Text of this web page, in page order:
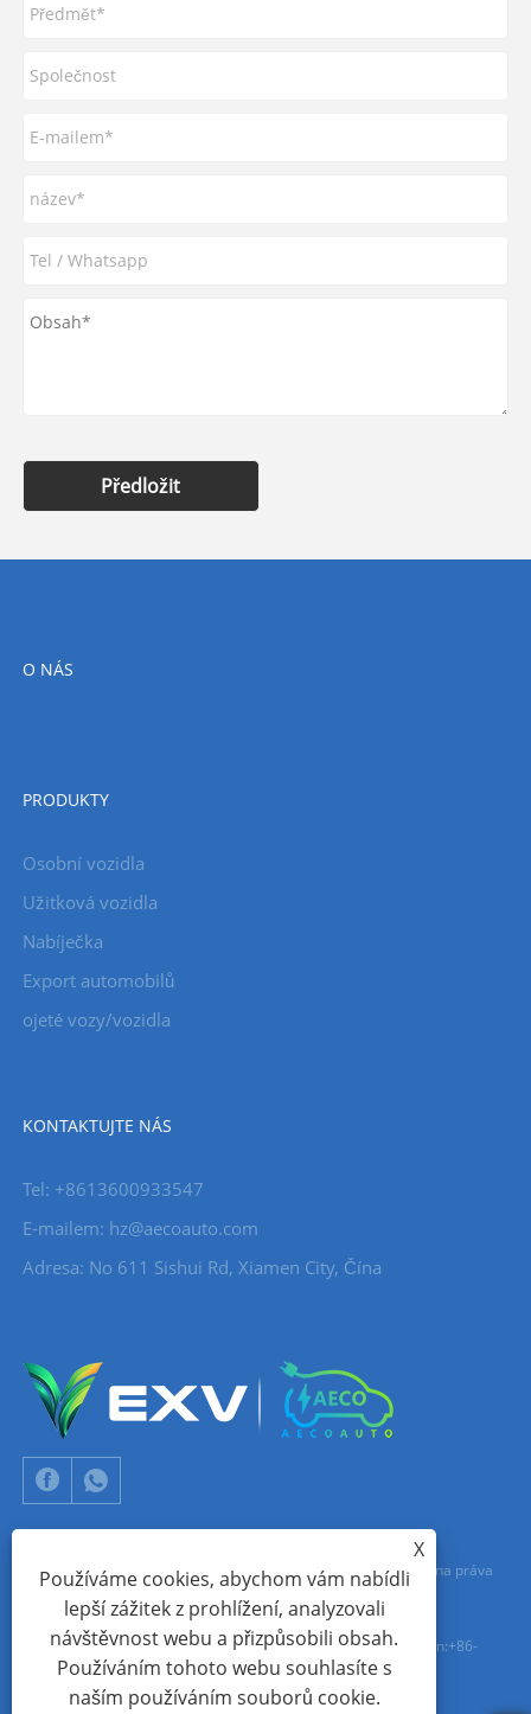
Předložit
O NÁS
PRODUKTY
Osobní vozidla
Užitková vozidla
Nabíječka
Export automobilů
ojeté vozy/vozidla
KONTAKTUJTE NÁS
Tel: +8613600933547
E-mailem: hz@aecoauto.com
Adresa: No 611 Sishui Rd, Xiamen City, Čína
Copyright © 2024 Xiamen Aecoauto Technology Co., Ltd. Všechna práva
vyhrazena.
TECHNICKÁ PODPORA WEBOVÝCH STRÁNEK:SÍŤ TIANYUjack Lin:+86-
X
Používáme cookies, abychom vám nabídli
lepší zážitek z prohlížení, analyzovali
návštěvnost webu a přizpůsobili obsah.
Používáním tohoto webu souhlasíte s
naším používáním souborů cookie.